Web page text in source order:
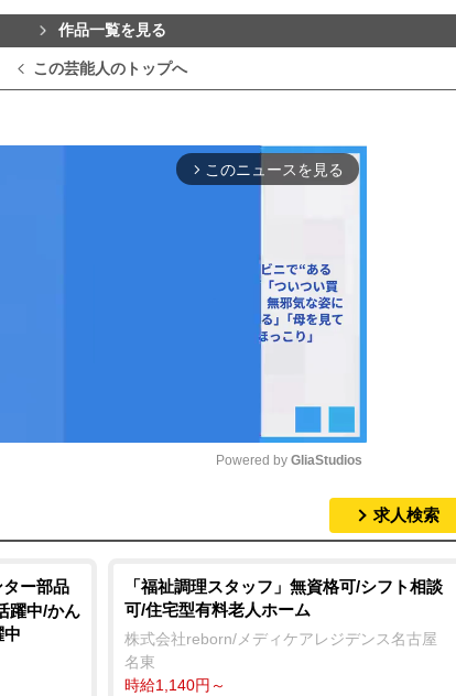
作品一覧を見る
この芸能人のトップへ
arrow_forward_ios このニュースを見る
e
Powered by GliaStudios
求人検索
ー部品
躍中/かん
中
「福祉調理スタッフ」無資格可/シフト相談
可/住宅型有料老人ホーム
株式会社reborn/メディケアレジデンス名古屋
名東
時給1,140円～